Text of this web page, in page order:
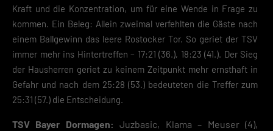
Kraft und die Konzentration, um für eine Wende in Frage zu
kommen. Ein Beleg: Allein zweimal verfehlten die Gäste nach
einem Ballgewinn das leere Rostocker Tor. So geriet der TSV
immer mehr ins Hintertreffen – 17:21 (36.), 18:23 (41.). Der Sieg
der Hausherren geriet zu keinem Zeitpunkt mehr ernsthaft in
Gefahr und nach dem 25:28 (53.) bedeuteten die Treffer zum
25:31 (57.) die Entscheidung.
TSV Bayer Dormagen: Juzbasic, Klama – Meuser (4),